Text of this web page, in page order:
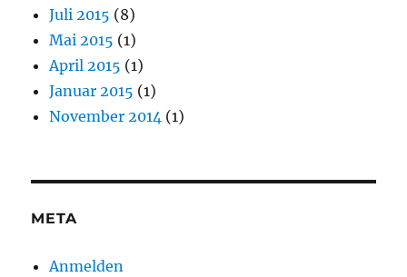
Juli 2015 (8)
Mai 2015 (1)
April 2015 (1)
Januar 2015 (1)
November 2014 (1)
META
Anmelden